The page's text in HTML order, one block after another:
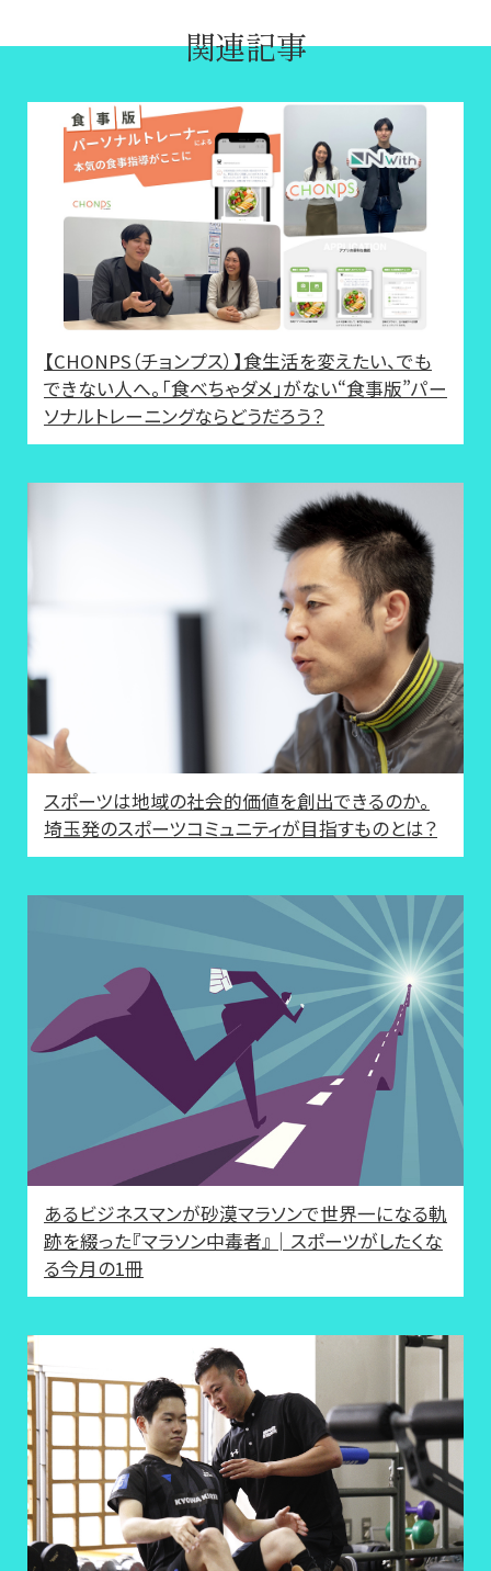
関連記事
【CHONPS（チョンプス）】食生活を変えたい、でも
できない人へ。「食べちゃダメ」がない“食事版”パー
ソナルトレーニングならどうだろう？
スポーツは地域の社会的価値を創出できるのか。
埼玉発のスポーツコミュニティが目指すものとは？
あるビジネスマンが砂漠マラソンで世界一になる軌
跡を綴った『マラソン中毒者』│スポーツがしたくな
る今月の1冊